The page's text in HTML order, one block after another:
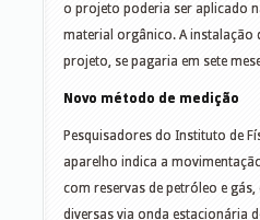
o projeto poderia ser aplicado
material orgânico. A instalação
projeto, se pagaria em sete
Novo método de medição
Pesquisadores do Instituto de
aparelho indica a
com reservas de petróleo e
diversas via onda estacionária